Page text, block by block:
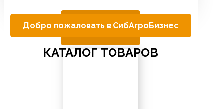
Добро пожаловать в СибАгроБизнес
КАТАЛОГ ТОВАРОВ